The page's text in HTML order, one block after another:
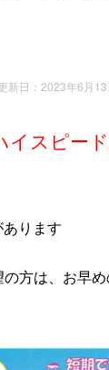
新日： 2023年6月13
イスピー
あります
方は、お早